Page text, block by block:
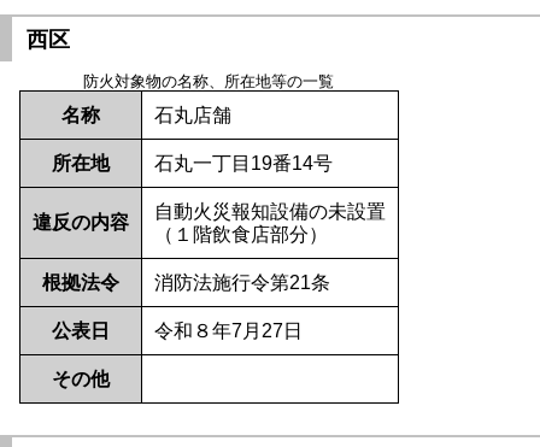
西区
防火対象物の名称、所在地等の一覧
名称 石丸店舗
所在地 石丸一丁目19番14号
違反の内容
自動火災報知設備の未設置
（１階飲食店部分）
根拠法令 消防法施行令第21条
公表日 令和８年7月27日
その他